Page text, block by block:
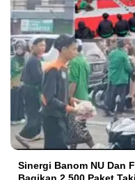
Sinergi Banom NU Dan